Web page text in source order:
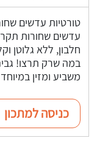
עדשים שחורות
חלבון, ללא גלוטן
במה שרק תרצו!
משביע ומזין
כניסה למתכון